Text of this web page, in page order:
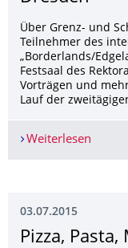
Über Grenz- und
Teilnehmer des
„Borderlands/
Festsaal des
Vorträgen und
Lauf der
Weiterlesen
03.07.2015
Pizza,